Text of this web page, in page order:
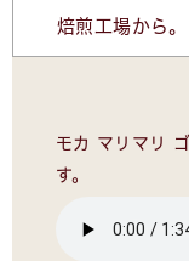
焙煎工場から。
モカ マリマリ
す。